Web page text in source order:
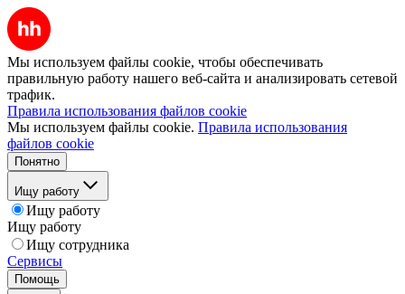
Мы используем файлы cookie, чтобы обеспечивать
правильную работу нашего веб-сайта и анализировать сетевой
трафик.
Правила использования файлов cookie
Мы используем файлы cookie. Правила использования
файлов cookie
Понятно
Ищу работу
Ищу работу
Ищу работу
Ищу сотрудника
Сервисы
Помощь